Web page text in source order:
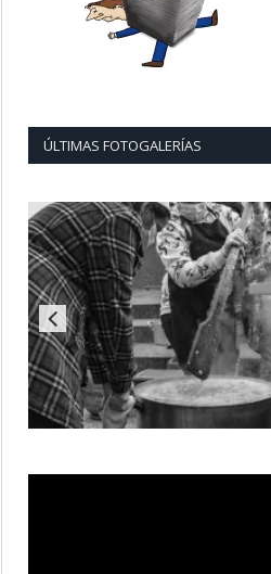
ÚLTIMAS FOTOGALERÍAS